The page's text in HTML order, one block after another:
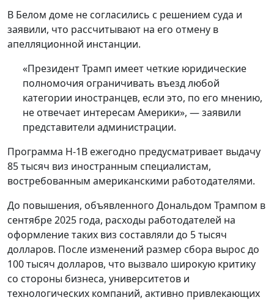
В Белом доме не согласились с решением суда и
заявили, что рассчитывают на его отмену в
апелляционной инстанции.
«Президент Трамп имеет четкие юридические
полномочия ограничивать въезд любой
категории иностранцев, если это, по его мнению,
не отвечает интересам Америки», — заявили
представители администрации.
Программа H-1B ежегодно предусматривает выдачу
85 тысяч виз иностранным специалистам,
востребованным американскими работодателями.
До повышения, объявленного Дональдом Трампом в
сентябре 2025 года, расходы работодателей на
оформление таких виз составляли до 5 тысяч
долларов. После изменений размер сбора вырос до
100 тысяч долларов, что вызвало широкую критику
со стороны бизнеса, университетов и
технологических компаний, активно привлекающих